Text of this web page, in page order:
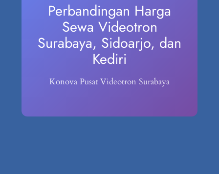
Perbandingan Harga
Sewa Videotron
Surabaya, Sidoarjo, dan
Kediri
Konova Pusat Videotron Surabaya